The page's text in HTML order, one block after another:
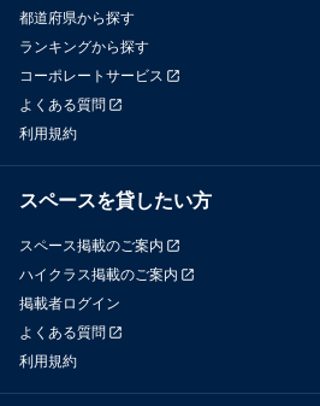
都道府県から探す
ランキングから探す
コーポレートサービス
よくある質問
利用規約
スペースを貸したい方
スペース掲載のご案内
ハイクラス掲載のご案内
掲載者ログイン
よくある質問
利用規約